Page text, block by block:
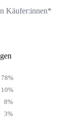
Käufer:innen*
78%
10%
8%
3%